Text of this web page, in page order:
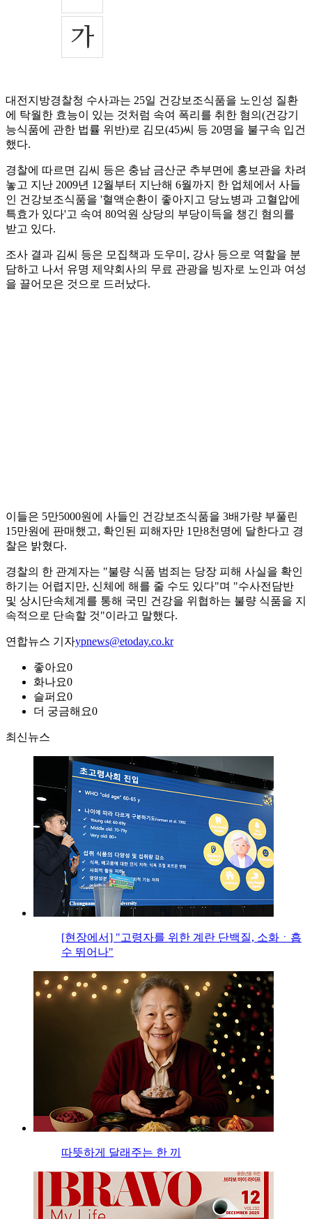
대전지방경찰청 수사과는 25일 건강보조식품을 노인성 질환
에 탁월한 효능이 있는 것처럼 속여 폭리를 취한 혐의(건강기
능식품에 관한 법률 위반)로 김모(45)씨 등 20명을 불구속 입건
했다.
경찰에 따르면 김씨 등은 충남 금산군 추부면에 홍보관을 차려
놓고 지난 2009년 12월부터 지난해 6월까지 한 업체에서 사들
인 건강보조식품을 '혈액순환이 좋아지고 당뇨병과 고혈압에
특효가 있다'고 속여 80억원 상당의 부당이득을 챙긴 혐의를
받고 있다.
조사 결과 김씨 등은 모집책과 도우미, 강사 등으로 역할을 분
담하고 나서 유명 제약회사의 무료 관광을 빙자로 노인과 여성
을 끌어모은 것으로 드러났다.
이들은 5만5000원에 사들인 건강보조식품을 3배가량 부풀린
15만원에 판매했고, 확인된 피해자만 1만8천명에 달한다고 경
찰은 밝혔다.
경찰의 한 관계자는 "불량 식품 범죄는 당장 피해 사실을 확인
하기는 어렵지만, 신체에 해를 줄 수도 있다"며 "수사전담반
및 상시단속체계를 통해 국민 건강을 위협하는 불량 식품을 지
속적으로 단속할 것"이라고 말했다.
연합뉴스 기자ypnews@etoday.co.kr
좋아요0
화나요0
슬퍼요0
더 궁금해요0
최신뉴스
[현장에서] "고령자를 위한 계란 단백질, 소화ㆍ흡
수 뛰어나"
따뜻하게 달래주는 한 끼